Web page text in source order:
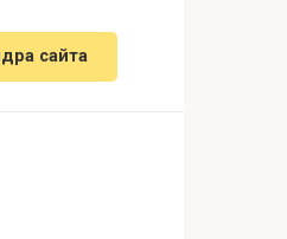
сайта